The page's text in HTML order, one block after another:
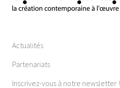
Actualités
Partenariats
Inscrivez-vous à notre newsletter !